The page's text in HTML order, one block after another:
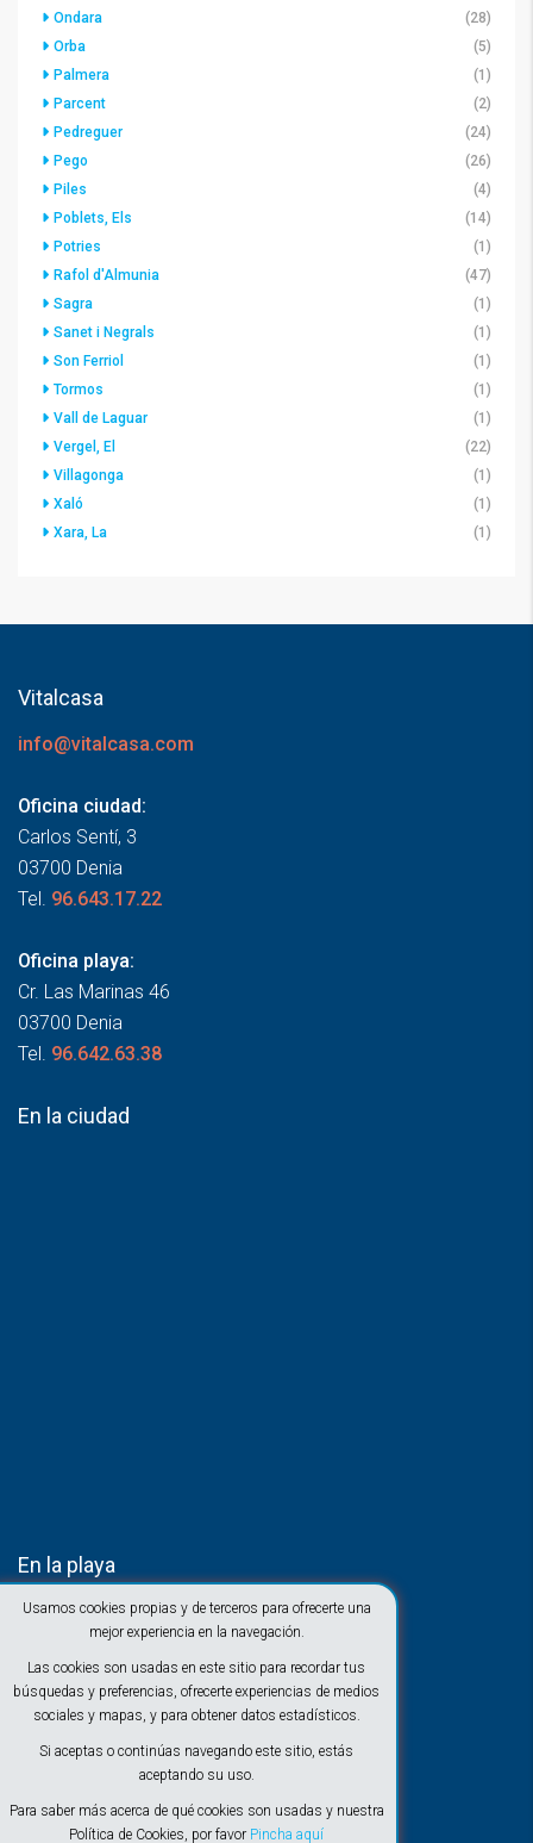
Usamos cookies propias y de terceros para ofrecerte una
mejor experiencia en la navegación.
Las cookies son usadas en este sitio para recordar tus
búsquedas y preferencias, ofrecerte experiencias de medios
sociales y mapas, y para obtener datos estadísticos.
Si aceptas o continúas navegando este sitio, estás
aceptando su uso.
Para saber más acerca de qué cookies son usadas y nuestra
Política de Cookies, por favor Pincha aquí
Ondara
(28)
Orba
(5)
Palmera
(1)
Parcent
(2)
Pedreguer
(24)
Pego
(26)
Piles
(4)
Poblets, Els
(14)
Potries
(1)
Rafol d'Almunia
(47)
Sagra
(1)
Sanet i Negrals
(1)
Son Ferriol
(1)
Tormos
(1)
Vall de Laguar
(1)
Vergel, El
(22)
Villagonga
(1)
Xaló
(1)
Xara, La
(1)
Vitalcasa
info@vitalcasa.com
Oficina ciudad:
Carlos Sentí, 3
03700 Denia
Tel. 96.643.17.22
Oficina playa:
Cr. Las Marinas 46
03700 Denia
Tel. 96.642.63.38
En la ciudad
En la playa